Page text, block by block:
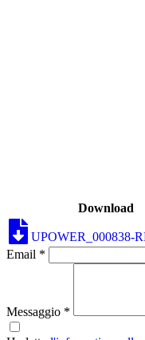
Download
UPOWER_000838-
Email *
Messaggio *